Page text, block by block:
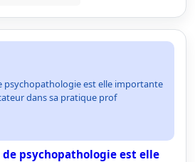
psychopathologie est elle importante
dans sa pratique prof
psychopathologie est elle